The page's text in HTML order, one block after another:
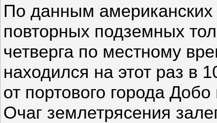
По данным американских
повторных подземных
четверга по местному
находился на этот раз в
от портового города
Очаг землетрясения